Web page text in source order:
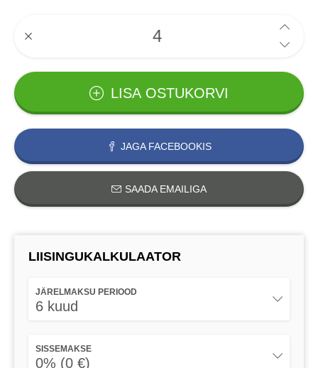
LISA OSTUKORVI
JAGA FACEBOOKIS
SAADA EMAILIGA
LIISINGUKALKULAATOR
JÄRELMAKSU PERIOOD
6 kuud
SISSEMAKSE
0% (0 €)